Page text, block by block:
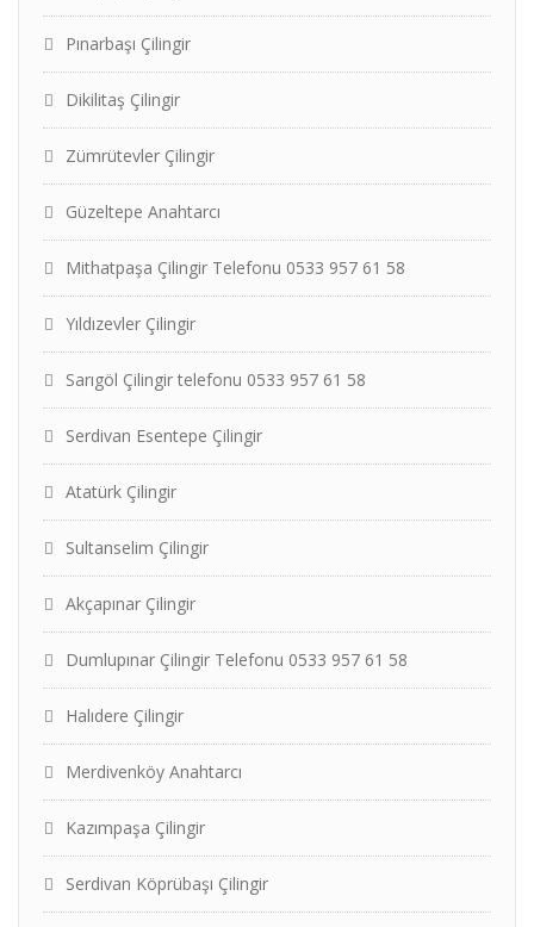
Pınarbaşı Çilingir
Dikilitaş Çilingir
Zümrütevler Çilingir
Güzeltepe Anahtarcı
Mithatpaşa Çilingir Telefonu 0533 957 61 58
Yıldızevler Çilingir
Sarıgöl Çilingir telefonu 0533 957 61 58
Serdivan Esentepe Çilingir
Atatürk Çilingir
Sultanselim Çilingir
Akçapınar Çilingir
Dumlupınar Çilingir Telefonu 0533 957 61 58
Halıdere Çilingir
Merdivenköy Anahtarcı
Kazımpaşa Çilingir
Serdivan Köprübaşı Çilingir